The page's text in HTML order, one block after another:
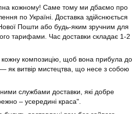
кожному! Саме тому ми дбаємо про
по Україні. Доставка здійснюється
Пошти або будь-яким зручним для
тарифами. Час доставки складає 1-2
композицію, щоб вона прибула до
— як витвір мистецтва, що несе з собою
службами доставки, які добре
– усередині краса".